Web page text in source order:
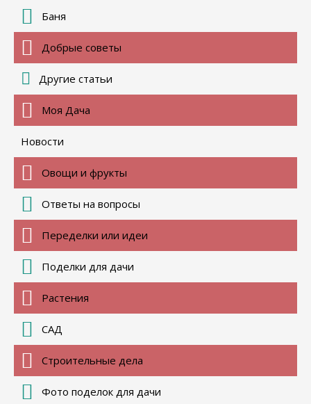
Баня
Добрые советы
Другие статьи
Моя Дача
Новости
Овощи и фрукты
Ответы на вопросы
Переделки или идеи
Поделки для дачи
Растения
САД
Строительные дела
Фото поделок для дачи